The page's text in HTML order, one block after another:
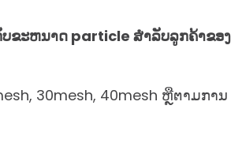
ບຂະຫນາດ particle ສໍາລັບລູກຄ້າຂອງ
30mesh, 40mesh ຫຼືຕາມການ